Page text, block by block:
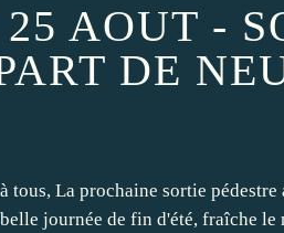
AOUT -
DE
tous, La prochaine sortie
journée de fin d'été, fraîche